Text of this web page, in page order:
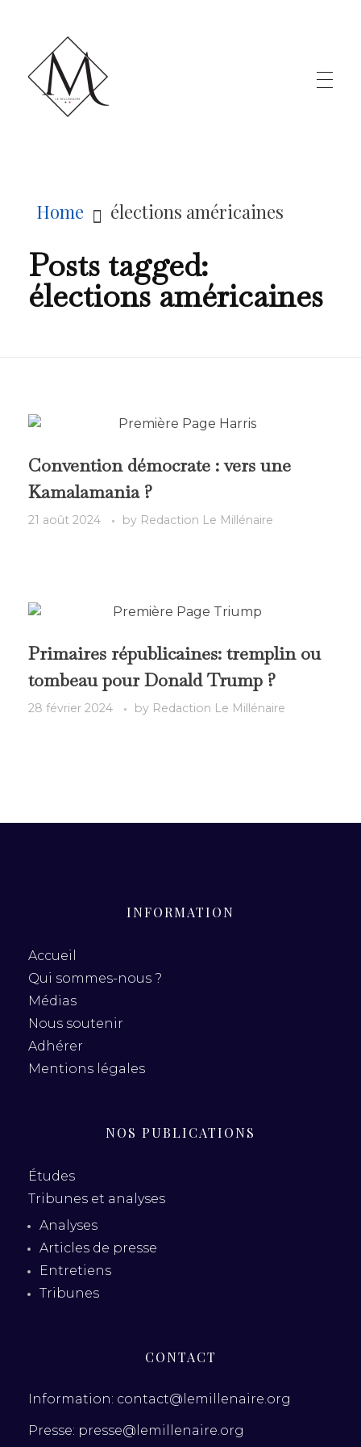
Home élections américaines
Posts tagged:
élections américaines
Convention démocrate : vers une
Kamalamania ?
21 août 2024 by Redaction Le Millénaire
Primaires républicaines: tremplin ou
tombeau pour Donald Trump ?
28 février 2024 by Redaction Le Millénaire
INFORMATION
Accueil
Qui sommes-nous ?
Médias
Nous soutenir
Adhérer
Mentions légales
NOS PUBLICATIONS
Études
Tribunes et analyses
Analyses
Articles de presse
Entretiens
Tribunes
CONTACT
Information: contact@lemillenaire.org
Presse: presse@lemillenaire.org